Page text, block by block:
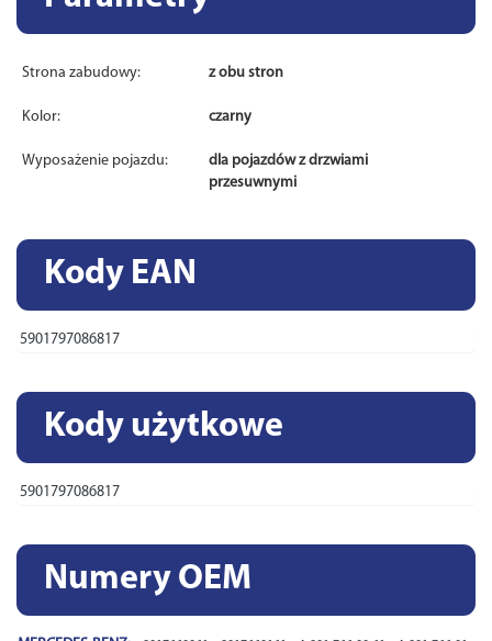
Strona zabudowy: z obu stron
Kolor: czarny
Wyposażenie pojazdu:
dla pojazdów z drzwiami
przesuwnymi
Kody EAN
5901797086817
Kody użytkowe
5901797086817
Numery OEM